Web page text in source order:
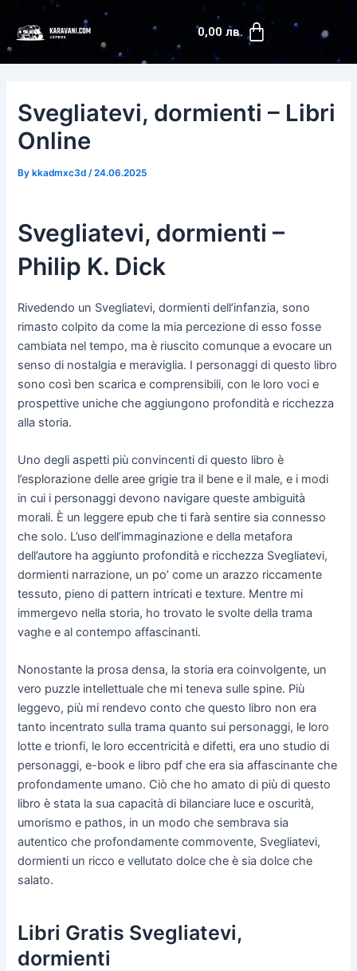
content
0,00 лв. Cart
Svegliatevi, dormienti – Libri
Online
Bykkadmxc3d /24.06.2025
Svegliatevi, dormienti –
Philip K. Dick
Rivedendo un Svegliatevi, dormienti dell’infanzia, sono
rimasto colpito da come la mia percezione di esso fosse
cambiata nel tempo, ma è riuscito comunque a evocare un
senso di nostalgia e meraviglia. I personaggi di questo libro
sono così ben scarica e comprensibili, con le loro voci e
prospettive uniche che aggiungono profondità e ricchezza
alla storia.
Uno degli aspetti più convincenti di questo libro è
l’esplorazione delle aree grigie tra il bene e il male, e i modi
in cui i personaggi devono navigare queste ambiguità
morali. È un leggere epub che ti farà sentire sia connesso
che solo. L’uso dell’immaginazione e della metafora
dell’autore ha aggiunto profondità e ricchezza Svegliatevi,
dormienti narrazione, un po’ come un arazzo riccamente
tessuto, pieno di pattern intricati e texture. Mentre mi
immergevo nella storia, ho trovato le svolte della trama
vaghe e al contempo affascinanti.
Nonostante la prosa densa, la storia era coinvolgente, un
vero puzzle intellettuale che mi teneva sulle spine. Più
leggevo, più mi rendevo conto che questo libro non era
tanto incentrato sulla trama quanto sui personaggi, le loro
lotte e trionfi, le loro eccentricità e difetti, era uno studio di
personaggi, e-book e libro pdf che era sia affascinante che
profondamente umano. Ciò che ho amato di più di questo
libro è stata la sua capacità di bilanciare luce e oscurità,
umorismo e pathos, in un modo che sembrava sia
autentico che profondamente commovente, Svegliatevi,
dormienti un ricco e vellutato dolce che è sia dolce che
salato.
Libri Gratis Svegliatevi,
dormienti
navigation